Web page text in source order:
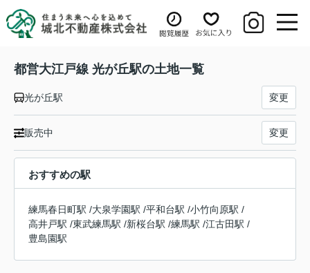
都営大江戸線 光が丘駅の土地一覧
光が丘駅 変更
販売中 変更
おすすめの駅
練馬春日町駅 /大泉学園駅 /平和台駅 /小竹向原駅 /
高井戸駅 /東武練馬駅 /新桜台駅 /練馬駅 /江古田駅 /
豊島園駅